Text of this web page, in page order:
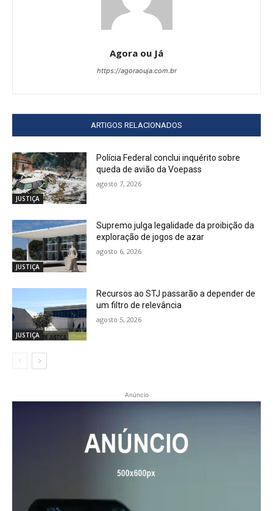
Agora ou Já
https://agoraouja.com.br
ARTIGOS RELACIONADOS
JUSTIÇA
Polícia Federal conclui inquérito sobre
queda de avião da Voepass
agosto 7, 2026
JUSTIÇA
Supremo julga legalidade da proibição da
exploração de jogos de azar
agosto 6, 2026
JUSTIÇA
Recursos ao STJ passarão a depender de
um filtro de relevância
agosto 5, 2026
Anúncio